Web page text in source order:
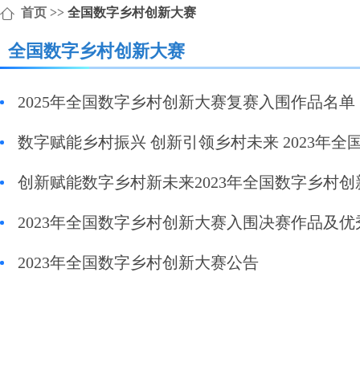
首页 >> 全国数字乡村创新大赛
全国数字乡村创新大赛
2025年全国数字乡村创新大赛复赛入围作品名单
数字赋能乡村振兴 创新引领乡村未来 2023年
创新赋能数字乡村新未来2023年全国数字乡村
2023年全国数字乡村创新大赛入围决赛作品及
2023年全国数字乡村创新大赛公告